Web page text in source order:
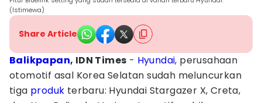
(Istimewa)
Share Article
Balikpapan, IDN Times - Hyundai, perusahaan
otomotif asal Korea Selatan sudah meluncurkan
tiga produk terbaru: Hyundai Stargazer X, Creta,